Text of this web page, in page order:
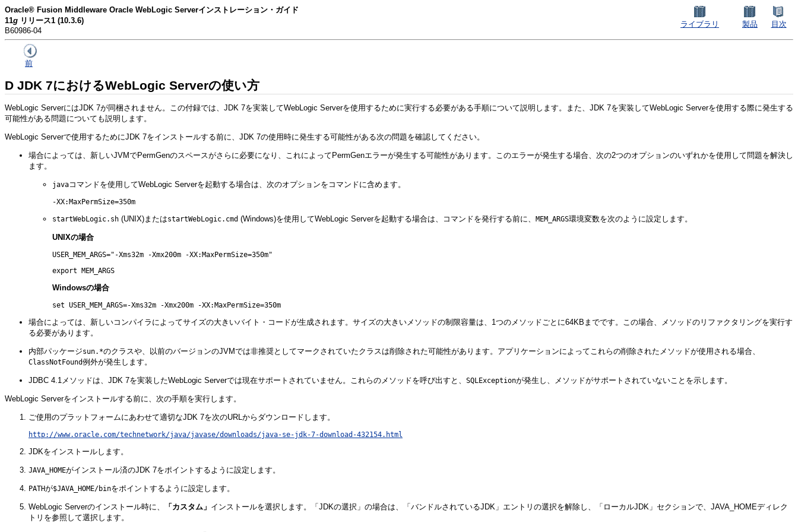
Oracle® Fusion Middleware Oracle WebLogic Serverインストレーション・ガイド
11g リリース1 (10.3.6)
B60986-04
ライブラリ 製品 目次
前
D JDK 7におけるWebLogic Serverの使い方
WebLogic ServerにはJDK 7が同梱されません。この付録では、JDK 7を実装してWebLogic Serverを使用するために実行する必要がある手順について説明します。また、JDK 7を実装してWebLogic Serverを使用する際に発生する
可能性がある問題についても説明します。
WebLogic Serverで使用するためにJDK 7をインストールする前に、JDK 7の使用時に発生する可能性がある次の問題を確認してください。
場合によっては、新しいJVMでPermGenのスペースがさらに必要になり、これによってPermGenエラーが発生する可能性があります。このエラーが発生する場合、次の2つのオプションのいずれかを使用して問題を解決し
ます。
javaコマンドを使用してWebLogic Serverを起動する場合は、次のオプションをコマンドに含めます。
-XX:MaxPermSize=350m
startWebLogic.sh (UNIX)またはstartWebLogic.cmd (Windows)を使用してWebLogic Serverを起動する場合は、コマンドを発行する前に、 MEM_ARGS環境変数を次のように設定します。
UNIXの場合
USER_MEM_ARGS="-Xms32m -Xmx200m -XX:MaxPermSize=350m"
export MEM_ARGS
Windowsの場合
set USER_MEM_ARGS=-Xms32m -Xmx200m -XX:MaxPermSize=350m
場合によっては、新しいコンパイラによってサイズの大きいバイト・コードが生成されます。サイズの大きいメソッドの制限容量は、1つのメソッドごとに64KBまでです。この場合、メソッドのリファクタリングを実行す
る必要があります。
内部パッケージsun.*のクラスや、以前のバージョンのJVMでは非推奨としてマークされていたクラスは削除された可能性があります。アプリケーションによってこれらの削除されたメソッドが使用される場合、
ClassNotFound例外が発生します。
JDBC 4.1メソッドは、JDK 7を実装したWebLogic Serverでは現在サポートされていません。これらのメソッドを呼び出すと、 SQLExceptionが発生し、メソッドがサポートされていないことを示します。
WebLogic Serverをインストールする前に、次の手順を実行します。
ご使用のプラットフォームにあわせて適切なJDK 7を次のURLからダウンロードします。
http://www.oracle.com/technetwork/java/javase/downloads/java-se-jdk-7-download-432154.html
JDKをインストールします。
JAVA_HOMEがインストール済のJDK 7をポイントするように設定します。
PATHが$JAVA_HOME/binをポイントするように設定します。
WebLogic Serverのインストール時に、 「カスタム」 インストールを選択します。「JDKの選択」の場合は、「バンドルされているJDK」エントリの選択を解除し、「ローカルJDK」セクションで、JAVA_HOMEディレク
トリを参照して選択します。